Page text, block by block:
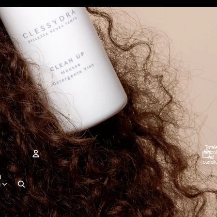
Account
Altre opzioni di accesso
Ordini
Profilo
Totale
nel
0